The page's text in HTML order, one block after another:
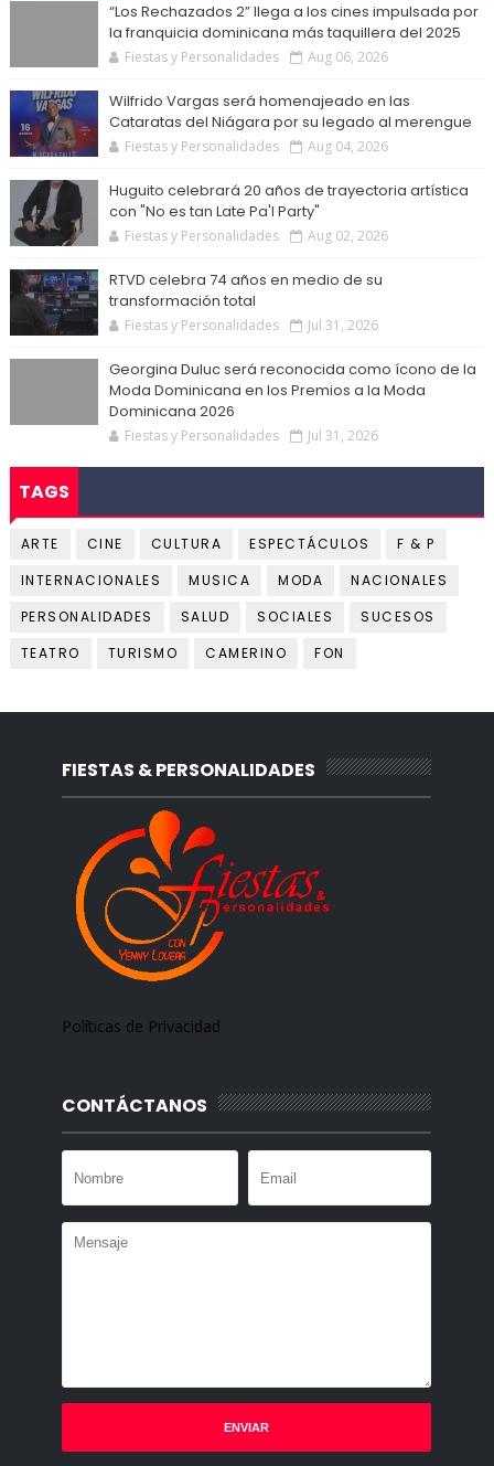
“Los Rechazados 2” llega a los cines impulsada por
la franquicia dominicana más taquillera del 2025
Fiestas y Personalidades Aug 06, 2026
Wilfrido Vargas será homenajeado en las
Cataratas del Niágara por su legado al merengue
Fiestas y Personalidades Aug 04, 2026
Huguito celebrará 20 años de trayectoria artística
con "No es tan Late Pa'l Party"
Fiestas y Personalidades Aug 02, 2026
RTVD celebra 74 años en medio de su
transformación total
Fiestas y Personalidades Jul 31, 2026
Georgina Duluc será reconocida como ícono de la
Moda Dominicana en los Premios a la Moda
Dominicana 2026
Fiestas y Personalidades Jul 31, 2026
TAGS
ARTE CINE CULTURA ESPECTÁCULOS
F & P
INTERNACIONALES
MUSICA MODA
NACIONALES
PERSONALIDADES
SALUD SOCIALES
SUCESOS
TEATRO
TURISMO CAMERINO FON
FIESTAS & PERSONALIDADES
Políticas de Privacidad
CONTÁCTANOS